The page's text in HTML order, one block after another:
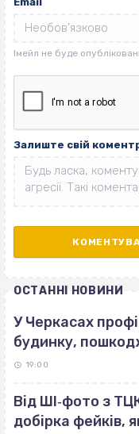
Залиште свій
ОСТАННІ НОВИНИ
У Черкасах
будинку,
19:00
Від ШІ‐фото з
добірка фейків,